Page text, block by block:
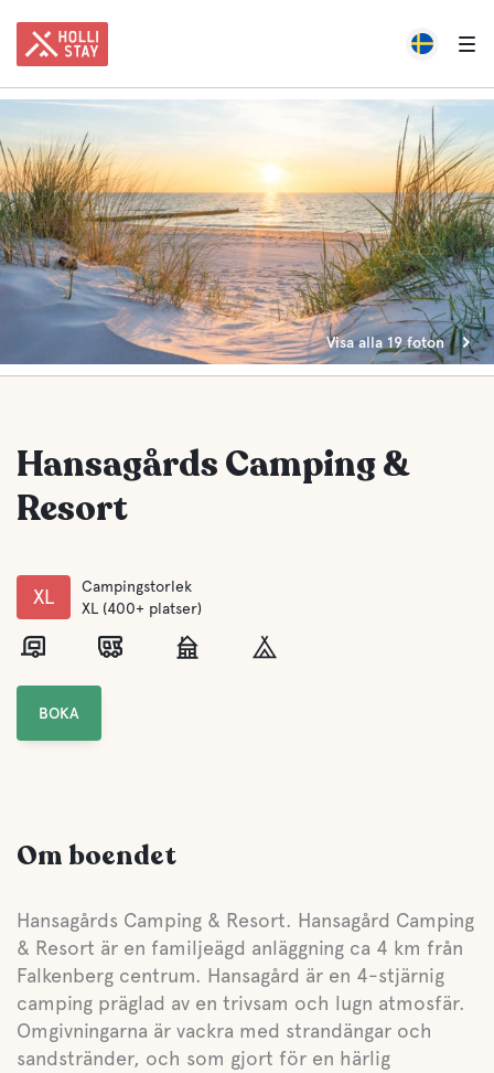
Visa alla 19 foton
Hansagårds Camping &
Resort
XL
Campingstorlek
XL (400+ platser)
BOKA
Om boendet
Hansagårds Camping & Resort. Hansagård Camping
& Resort är en familjeägd anläggning ca 4 km från
Falkenberg centrum. Hansagård är en 4-stjärnig
camping präglad av en trivsam och lugn atmosfär.
Omgivningarna är vackra med strandängar och
sandstränder, och som gjort för en härlig